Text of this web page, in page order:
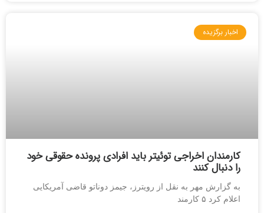
اخبار برگزیده
کارمندان اخراجی توئیتر باید افرادی پرونده حقوقی خود
را دنبال کنند
به گزارش مهر به نقل از رویترز، جیمز دوناتو قاضی آمریکایی
اعلام کرد ۵ کارمند